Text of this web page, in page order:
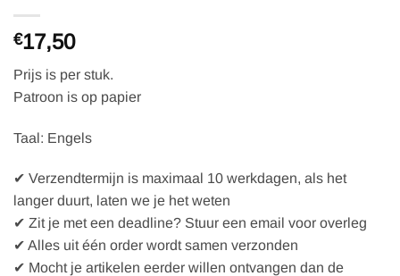
€17,50
Prijs is per stuk.
Patroon is op papier
Taal: Engels
✔ Verzendtermijn is maximaal 10 werkdagen, als het
langer duurt, laten we je het weten
✔ Zit je met een deadline? Stuur een email voor overleg
✔ Alles uit één order wordt samen verzonden
✔ Mocht je artikelen eerder willen ontvangen dan de